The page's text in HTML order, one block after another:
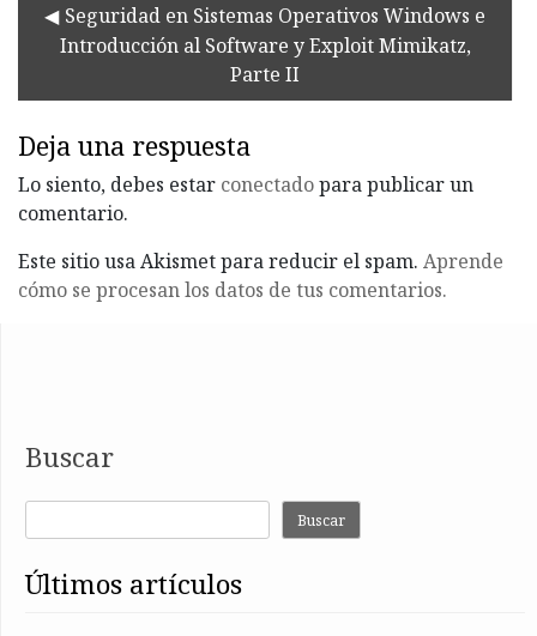
Seguridad en Sistemas Operativos Windows e
Introducción al Software y Exploit Mimikatz,
Parte II
Deja una respuesta
Lo siento, debes estar conectadopara publicar un
comentario.
Este sitio usa Akismet para reducir el spam. Aprende
cómo se procesan los datos de tus comentarios.
Buscar
Buscar
últimos artículos